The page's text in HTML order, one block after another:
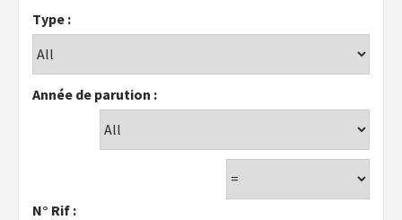
Type :
Année de parution :
N° Rif :